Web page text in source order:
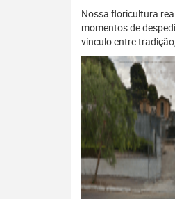
Nossa floricultura
momentos de
vínculo entre